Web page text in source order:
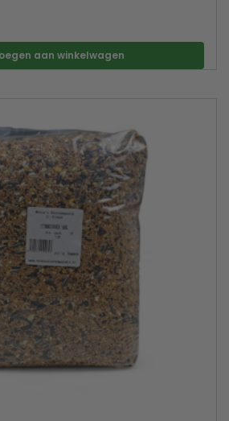
aan winkelwagen